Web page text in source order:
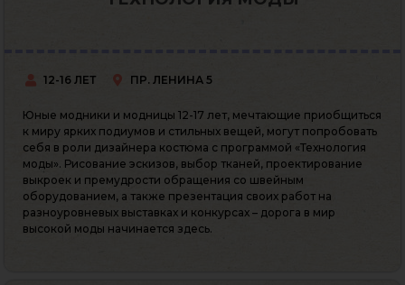
12-16 ЛЕТ ПР. ЛЕНИНА 5
Юные модники и модницы 12-17 лет, мечтающие приобщиться
к миру ярких подиумов и стильных вещей, могут попробовать
себя в роли дизайнера костюма с программой «Технология
моды». Рисование эскизов, выбор тканей, проектирование
выкроек и премудрости обращения со швейным
оборудованием, а также презентация своих работ на
разноуровневых выставках и конкурсах – дорога в мир
высокой моды начинается здесь.